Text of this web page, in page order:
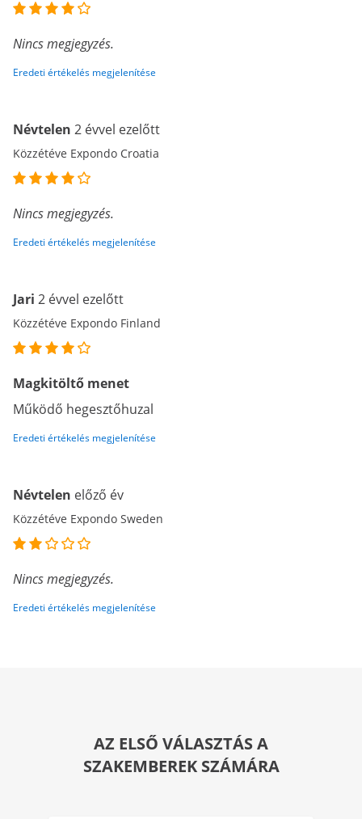
Nincs megjegyzés.
Eredeti értékelés megjelenítése
Névtelen 2 évvel ezelőtt
Közzétéve Expondo Croatia
Nincs megjegyzés.
Eredeti értékelés megjelenítése
Jari 2 évvel ezelőtt
Közzétéve Expondo Finland
Magkitöltő menet
Működő hegesztőhuzal
Eredeti értékelés megjelenítése
Névtelen előző év
Közzétéve Expondo Sweden
Nincs megjegyzés.
Eredeti értékelés megjelenítése
AZ ELSŐ VÁLASZTÁS A
SZAKEMBEREK SZÁMÁRA